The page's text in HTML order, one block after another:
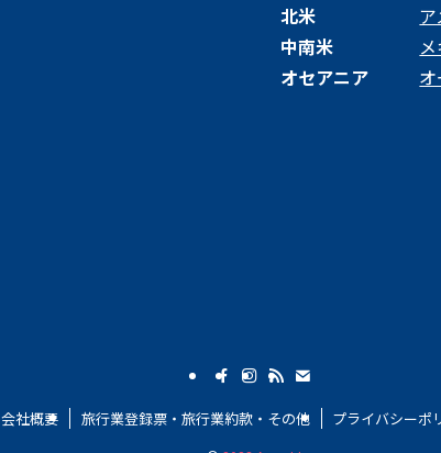
北米
中南米
オセアニア
会社概要 旅行業登録票・旅行業約款・その他 プライバシーポ